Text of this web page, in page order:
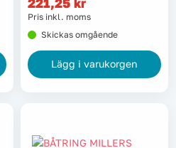
221,25 kr
Pris inkl. moms
Skickas omgående
Lägg i varukorgen